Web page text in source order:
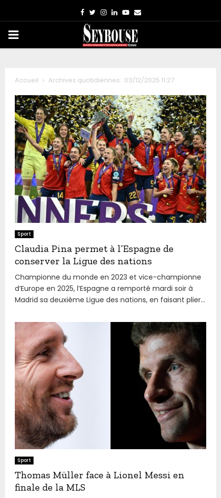
Facebook
TwitterInstagram
LinkedinYoutube
Email
PRIMARY
Accueil Archives quotidiennes : 03/12/2025 11:27
Sport
Claudia Pina permet à l’Espagne de
conserver la Ligue des nations
Championne du monde en 2023 et vice-championne
d’Europe en 2025, l’Espagne a remporté mardi soir à
Madrid sa deuxième Ligue des nations, en faisant plier...
Sport
Thomas Müller face à Lionel Messi en
finale de la MLS